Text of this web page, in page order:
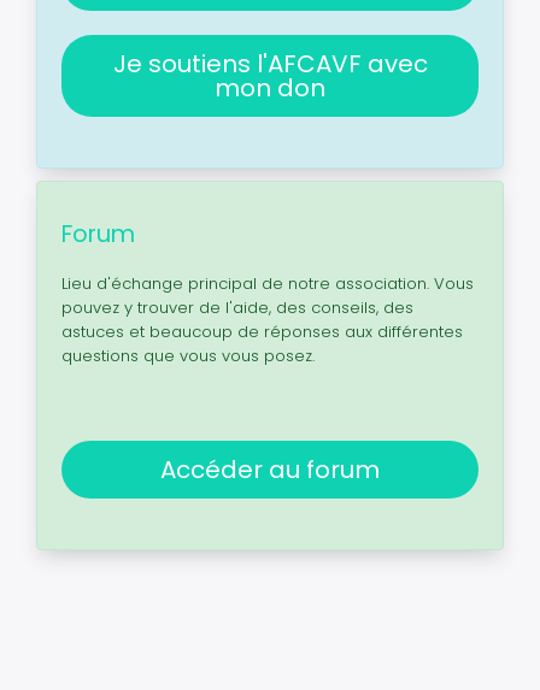
Je soutiens l'AFCAVF avec
mon don
Forum
Lieu d'échange principal de notre association. Vous
pouvez y trouver de l'aide, des conseils, des
astuces et beaucoup de réponses aux différentes
questions que vous vous posez.
Accéder au forum